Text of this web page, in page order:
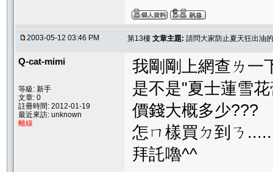
2003-05-12 03:46 PM 第13樓 文章主題: 請問大家防止夏天狂出油
Q-cat-mimi
等級: 新手
文章: 0
註冊時間: 2012-01-19
最近來訪: unknown
離線
我剛剛上網查ㄌ一
是不是"夏士蓮雪
價錢大概多少???
怎ㄇ樣買ㄉ到ㄋ.....
拜託嚕^^